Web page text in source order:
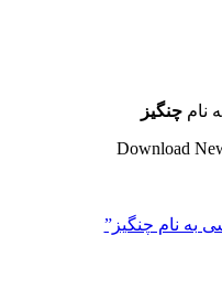
نام چنگیز
Download
به نام چنگیز”